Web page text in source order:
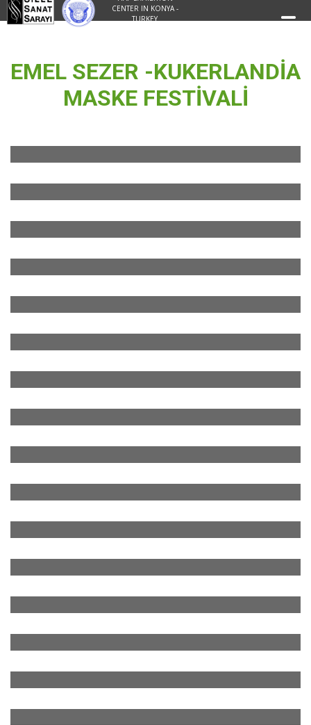
CENTER IN KONYA -
TURKEY
EMEL SEZER -KUKERLANDİA
MASKE FESTİVALİ